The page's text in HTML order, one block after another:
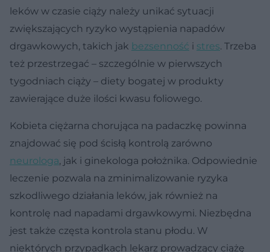
leków w czasie ciąży należy unikać sytuacji
zwiększających ryzyko wystąpienia napadów
drgawkowych, takich jak bezsenność i stres. Trzeba
też przestrzegać – szczególnie w pierwszych
tygodniach ciąży – diety bogatej w produkty
zawierające duże ilości kwasu foliowego.
Kobieta ciężarna chorująca na padaczkę powinna
znajdować się pod ścisłą kontrolą zarówno
neurologa, jak i ginekologa położnika. Odpowiednie
leczenie pozwala na zminimalizowanie ryzyka
szkodliwego działania leków, jak również na
kontrolę nad napadami drgawkowymi. Niezbędna
jest także częsta kontrola stanu płodu. W
niektórych przypadkach lekarz prowadzący ciążę